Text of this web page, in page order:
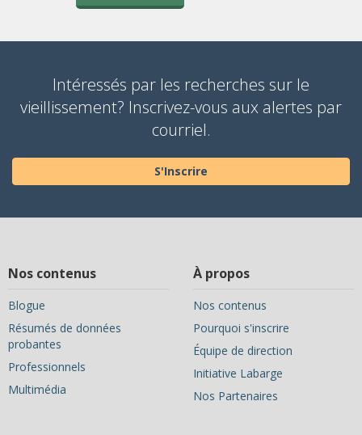
Intéressés par les recherches sur le
vieillissement? Inscrivez-vous aux alertes par
courriel.
S'Inscrire
Nos contenus
Blogue
Résumés de données
probantes
Professionnels
Multimédia
À propos
Nos contenus
Pourquoi s'inscrire
Équipe de direction
Initiative Labarge
Nos Partenaires